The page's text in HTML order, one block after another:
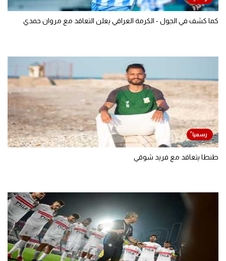
كما كشف في الجول - الكرمة العراقي يعلن التعاقد مع مروان حمدي
طنطا يتعاقد مع فريد شوقي